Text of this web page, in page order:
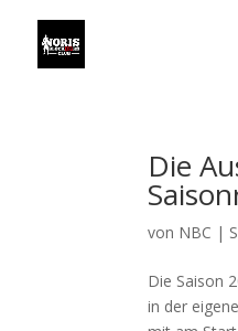
Die
von NBC |
Die Saison
in der